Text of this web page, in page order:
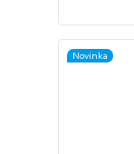
Novinka